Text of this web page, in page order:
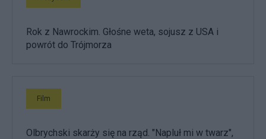
Rok z Nawrockim. Głośne weta, sojusz z USA i
powrót do Trójmorza
Film
Olbrychski skarży się na rząd. "Napluł mi w twarz",